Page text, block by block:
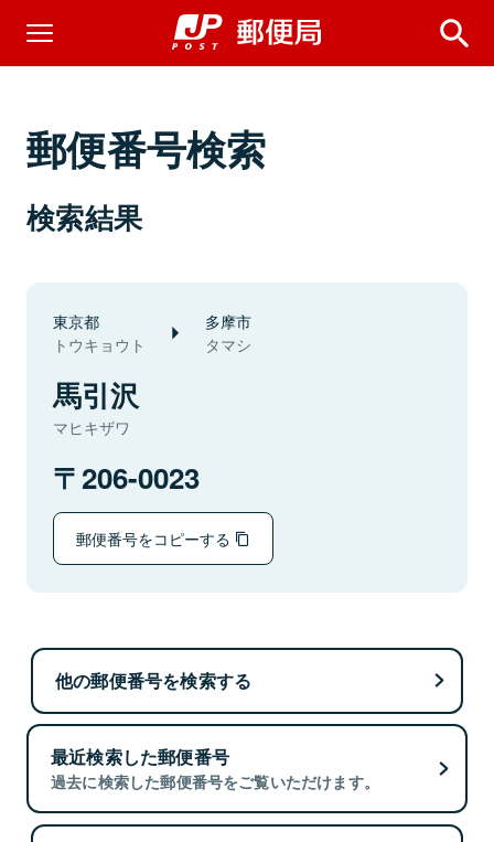
郵便番号検索
検索結果
東京都
トウキョウト
多摩市
タマシ
馬引沢
マヒキザワ
206-0023
郵便番号をコピーする
他の郵便番号を検索する
最近検索した郵便番号
過去に検索した郵便番号をご覧いただけます。